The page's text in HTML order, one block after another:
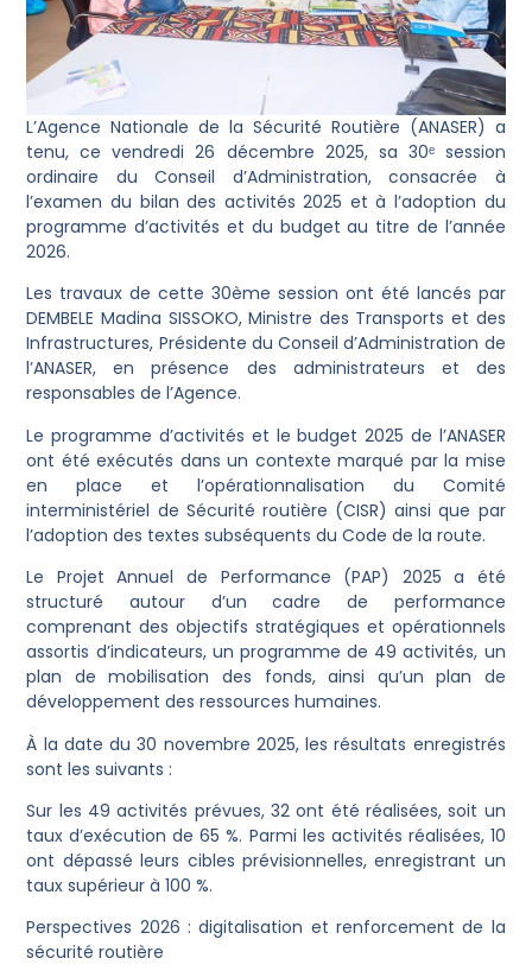
L’Agence Nationale de la Sécurité Routière (ANASER) a
tenu, ce vendredi 26 décembre 2025, sa 30ᵉ session
ordinaire du Conseil d’Administration, consacrée à
l’examen du bilan des activités 2025 et à l’adoption du
programme d’activités et du budget au titre de l’année
2026.
Les travaux de cette 30ème session ont été lancés par
DEMBELE Madina SISSOKO, Ministre des Transports et des
Infrastructures, Présidente du Conseil d’Administration de
l’ANASER, en présence des administrateurs et des
responsables de l’Agence.
Le programme d’activités et le budget 2025 de l’ANASER
ont été exécutés dans un contexte marqué par la mise
en place et l’opérationnalisation du Comité
interministériel de Sécurité routière (CISR) ainsi que par
l’adoption des textes subséquents du Code de la route.
Le Projet Annuel de Performance (PAP) 2025 a été
structuré autour d’un cadre de performance
comprenant des objectifs stratégiques et opérationnels
assortis d’indicateurs, un programme de 49 activités, un
plan de mobilisation des fonds, ainsi qu’un plan de
développement des ressources humaines.
À la date du 30 novembre 2025, les résultats enregistrés
sont les suivants :
Sur les 49 activités prévues, 32 ont été réalisées, soit un
taux d’exécution de 65 %. Parmi les activités réalisées, 10
ont dépassé leurs cibles prévisionnelles, enregistrant un
taux supérieur à 100 %.
Perspectives 2026 : digitalisation et renforcement de la
sécurité routière